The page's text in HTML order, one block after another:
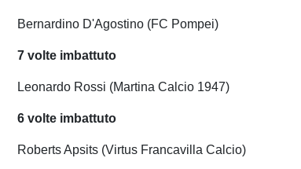
Bernardino D'Agostino (FC Pompei)
7 volte imbattuto
Leonardo Rossi (Martina Calcio 1947)
6 volte imbattuto
Roberts Apsits (Virtus Francavilla Calcio)